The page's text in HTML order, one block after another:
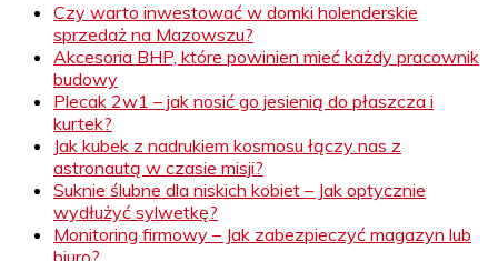
Czy warto inwestować w domki holenderskie
sprzedaż na Mazowszu?
Akcesoria BHP, które powinien mieć każdy pracownik
budowy
Plecak 2w1 – jak nosić go jesienią do płaszcza i
kurtek?
Jak kubek z nadrukiem kosmosu łączy nas z
astronautą w czasie misji?
Suknie ślubne dla niskich kobiet – Jak optycznie
wydłużyć sylwetkę?
Monitoring firmowy – Jak zabezpieczyć magazyn lub